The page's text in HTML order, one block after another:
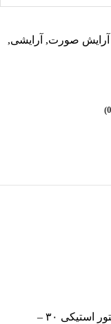
آرایش صورت, آرایشی,
اولین کسی باشید که دیدگاهی می نویسد “کانتور استیکی ۳۰ –